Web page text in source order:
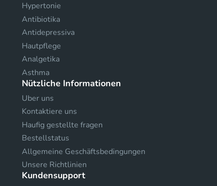
Hypertonie
Antibiotika
Antidepressiva
Hautpflege
Analgetika
Asthma
Nützliche Informationen
Uber uns
Kontaktiere uns
Haufig gestellte fragen
Bestellstatus
Allgemeine Geschäftsbedingungen
Unsere Richtlinien
Kundensupport